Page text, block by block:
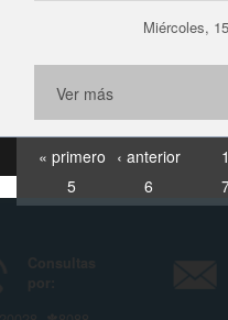
Miércoles,
Ver más
« primero ‹ anterior 1
5
6